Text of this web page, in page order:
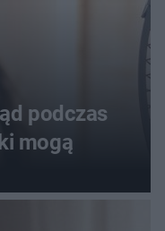
podczas
mogą